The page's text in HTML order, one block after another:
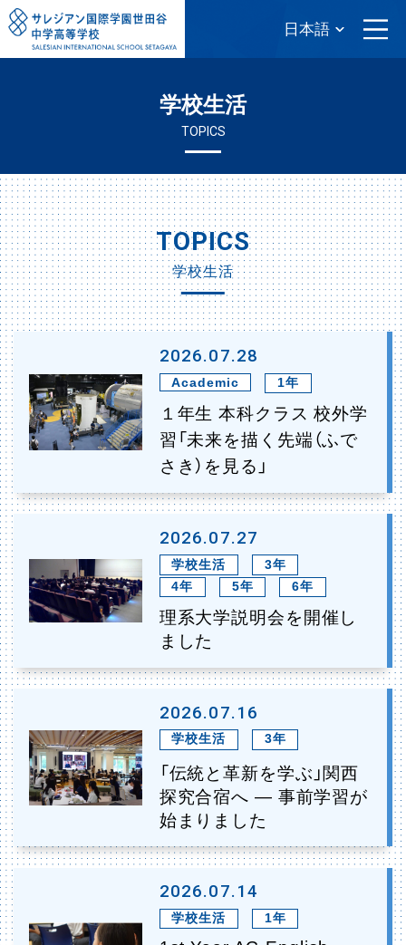
学校生活
TOPICS
TOPICS
学校生活
2026.07.28
Academic 1年
１年生 本科クラス 校外学
習「未来を描く先端（ふで
さき）を見る」
2026.07.27
学校生活
3年
4年
5年 6年
理系大学説明会を開催し
ました
2026.07.16
学校生活 3年
「伝統と革新を学ぶ」関西
探究合宿へ ― 事前学習が
始まりました
2026.07.14
学校生活 1年